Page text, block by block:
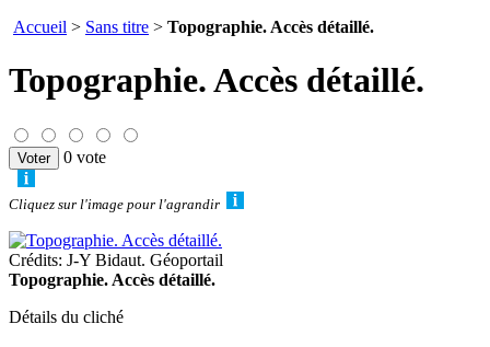
Accueil > Sans titre > Topographie. Accès détaillé.
Topographie. Accès détaillé.
0 vote
Cliquez sur l'image pour l'agrandir
Crédits: J-Y Bidaut. Géoportail
Topographie. Accès détaillé.
Détails du cliché